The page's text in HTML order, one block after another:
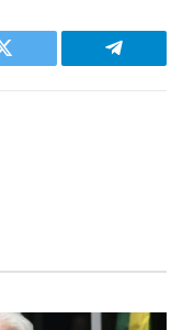
Twitter Telegram